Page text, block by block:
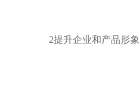
2提升企业和产品形象